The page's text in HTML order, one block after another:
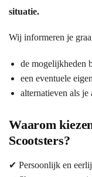
situatie.
Wij informeren je
de mogelijkheden
een eventuele
alternatieven als
Waarom
Scootsters?
✔ Persoonlijk en